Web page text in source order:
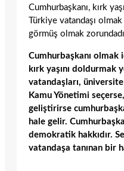
Cumhurbaşkanı, kırk
Türkiye vatandaşı
görmüş olmak
Cumhurbaşkanı olmak
kırk yaşını
vatandaşları,
Kamu Yönetimi
geliştirirse
hale gelir.
demokratik hakkıdır.
vatandaşa tanınan bir